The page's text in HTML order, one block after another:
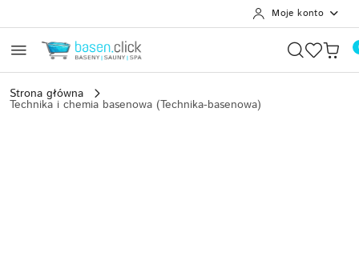
Moje konto
Strona główna
Technika i chemia basenowa (Technika-basenowa)